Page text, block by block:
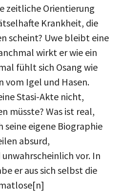
zeitliche Orientierung
Krankheit, die
scheint? Uwe bleibt eine
wirkt er wie ein
fühlt sich Osang wie
vom Igel und Hasen.
Stasi-Akte nicht,
müsste? Was ist real,
seine eigene Biographie
absurd,
vor. In
er aus sich selbst die